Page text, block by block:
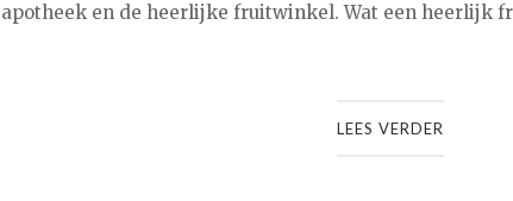
apotheek en de heerlijke fruitwinkel. Wat een heerlijk
LEES VERDER